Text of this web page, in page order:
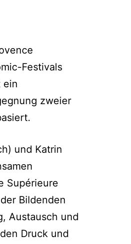
Festivals
ein
zweier
und Katrin
Supérieure
Bildenden
Austausch und
Druck und